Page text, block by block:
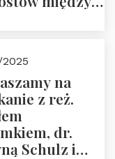
na
z reż.
dr.
Schulz i